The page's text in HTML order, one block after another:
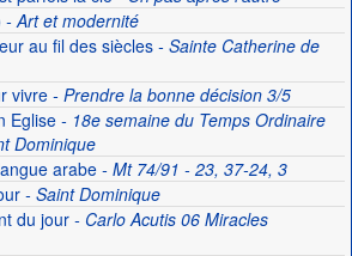
- Art et modernité
au fil des siècles- Sainte Catherine de
vivre- Prendre la bonne décision 3/5
Eglise- 18e semaine du Temps Ordinaire
Dominique
arabe- Mt 74/91 - 23, 37-24, 3
- Saint Dominique
du jour- Carlo Acutis 06 Miracles